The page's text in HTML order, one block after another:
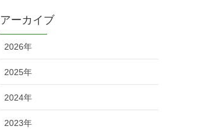
アーカイブ
2026年
2025年
2024年
2023年